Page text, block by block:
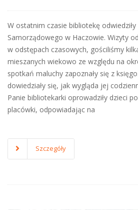
W ostatnim czasie bibliotekę
Samorządowego w Haczowie. Wizyty
w odstępach czasowych, gościliśmy
mieszanych wiekowo ze względu na
spotkań maluchy zapoznały się z
dowiedziały się, jak wygląda jej
Panie bibliotekarki oprowadziły dzieci
placówki, odpowiadając na
Szczegóły